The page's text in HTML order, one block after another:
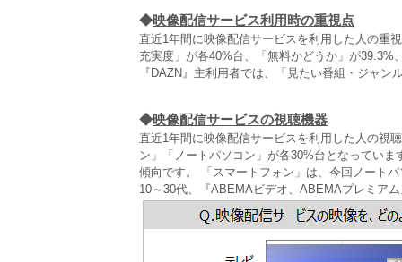
◆映像配信サービス利用時の重視点
直近1年間に映像配信サービスを利用した人の重
充実度」が各40%台、「無料かどうか」が39.3%
『DAZN』主利用者では、「見たい番組・ジャ
◆映像配信サービスの視聴機器
直近1年間に映像配信サービスを利用した人の視
ン」「ノートパソコン」が各30%台となってい
傾向です。 「スマートフォン」は、今回ノート
10～30代、『ABEMAビデオ、ABEMAプレミア